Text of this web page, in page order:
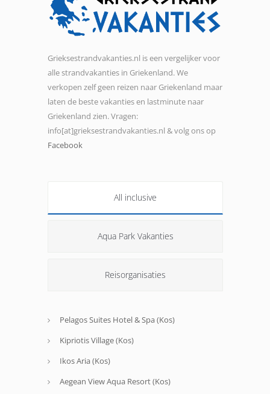
Grieksestrandvakanties.nl is een vergelijker voor
alle strandvakanties in Griekenland. We
verkopen zelf geen reizen naar Griekenland maar
laten de beste vakanties en lastminute naar
Griekenland zien. Vragen:
info[at]grieksestrandvakanties.nl & volg ons op
Facebook
All inclusive
Aqua Park Vakanties
Reisorganisaties
Pelagos Suites Hotel & Spa (Kos)
Kipriotis Village (Kos)
Ikos Aria (Kos)
Aegean View Aqua Resort (Kos)